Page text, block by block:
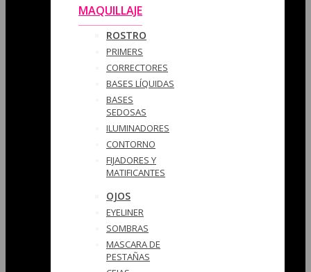
MAQUILLAJE
ROSTRO
PRIMERS
CORRECTORES
BASES LÍQUIDAS
BASES
SEDOSAS
ILUMINADORES
CONTORNO
FIJADORES Y
MATIFICANTES
OJOS
EYELINER
SOMBRAS
MASCARA DE
PESTAÑAS